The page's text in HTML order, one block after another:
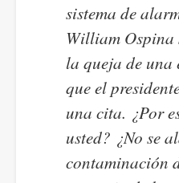
sistema de
William Ospina
la queja de una
que el
una cita. ¿Por
usted? ¿No se
contaminación